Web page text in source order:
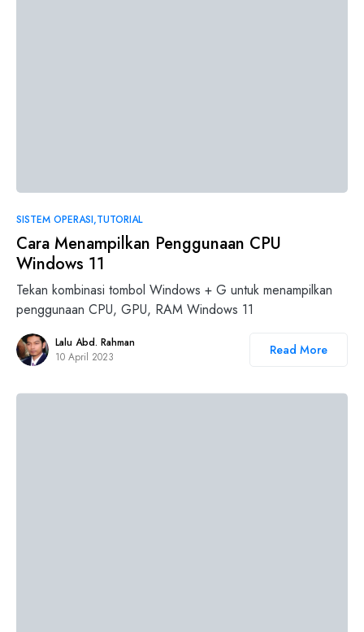
SISTEM OPERASI TUTORIAL
Cara Menampilkan Penggunaan CPU
Windows 11
Tekan kombinasi tombol Windows + G untuk menampilkan
penggunaan CPU, GPU, RAM Windows 11
Lalu Abd. Rahman
10 April 2023
Read More